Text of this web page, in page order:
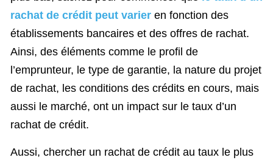
rachat de crédit peut varier en fonction des
établissements bancaires et des offres de rachat.
Ainsi, des éléments comme le profil de
l’emprunteur, le type de garantie, la nature du projet
de rachat, les conditions des crédits en cours, mais
aussi le marché, ont un impact sur le taux d’un
rachat de crédit.
Aussi, chercher un rachat de crédit au taux le plus